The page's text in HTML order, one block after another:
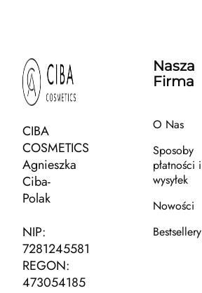
CIBA
COSMETICS
Agnieszka
Ciba-
Polak
NIP:
7281245581
REGON:
473054185
Nasza
Firma
O Nas
Sposoby
płatności i
wysyłek
Nowości
Bestsellery